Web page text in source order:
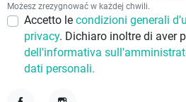
Możesz zrezygnować w każdej chwili.
Accetto le condizioni generali
privacy. Dichiaro inoltre di aver
dell'informativa
dati personali.